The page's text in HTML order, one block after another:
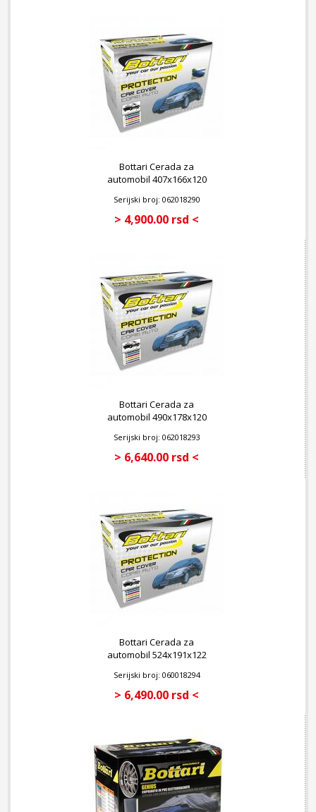
Bottari Cerada za
automobil 407x166x120
Serijski broj: 062018290
> 4,900.00 rsd <
Bottari Cerada za
automobil 490x178x120
Serijski broj: 062018293
> 6,640.00 rsd <
Bottari Cerada za
automobil 524x191x122
Serijski broj: 060018294
> 6,490.00 rsd <